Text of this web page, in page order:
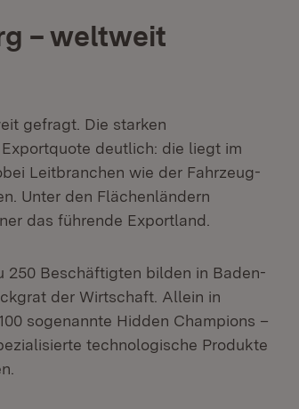
– weltweit
gefragt. Die starken
deutlich: die liegt im
Leitbranchen wie der Fahrzeug-
Unter den Flächenländern
das führende Exportland.
250 Beschäftigten bilden in Baden-
der Wirtschaft. Allein in
sogenannte Hidden Champions –
technologische Produkte